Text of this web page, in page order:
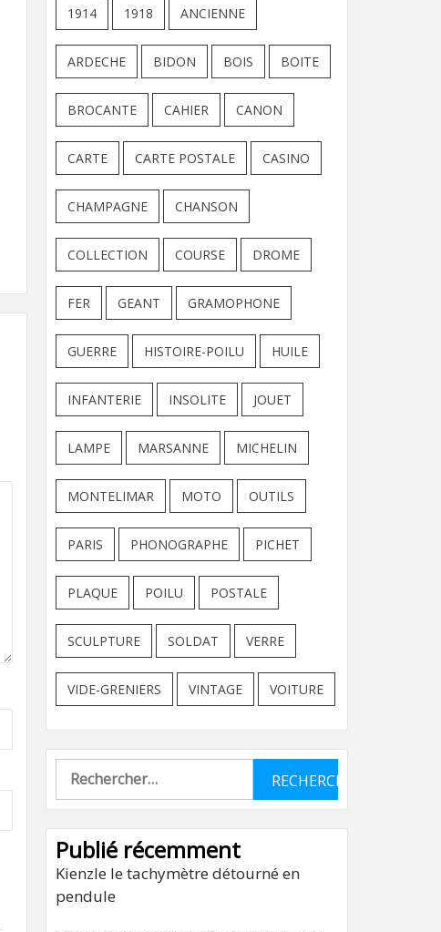
1914 1918 ANCIENNE
ARDECHE BIDON BOIS BOITE
BROCANTE CAHIER CANON
CARTE CARTE POSTALE CASINO
CHAMPAGNE CHANSON
COLLECTION COURSE DROME
FER GEANT GRAMOPHONE
GUERRE HISTOIRE-POILU HUILE
INFANTERIE INSOLITE JOUET
LAMPE MARSANNE MICHELIN
MONTELIMAR MOTO OUTILS
PARIS PHONOGRAPHE PICHET
PLAQUE POILU POSTALE
SCULPTURE SOLDAT VERRE
VIDE-GRENIERS VINTAGE VOITURE
Rechercher :
Publié récemment
Kienzle le tachymètre détourné en
pendule